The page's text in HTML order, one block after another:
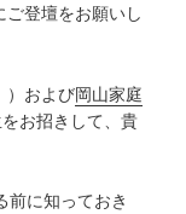
登壇をお願いし
）および岡山家庭
お招きして、貴
前に知っておき